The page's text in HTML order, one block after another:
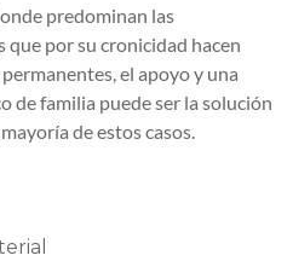
predominan las
que por su cronicidad hacen
el apoyo y una
de familia puede ser la solución
de estos casos.